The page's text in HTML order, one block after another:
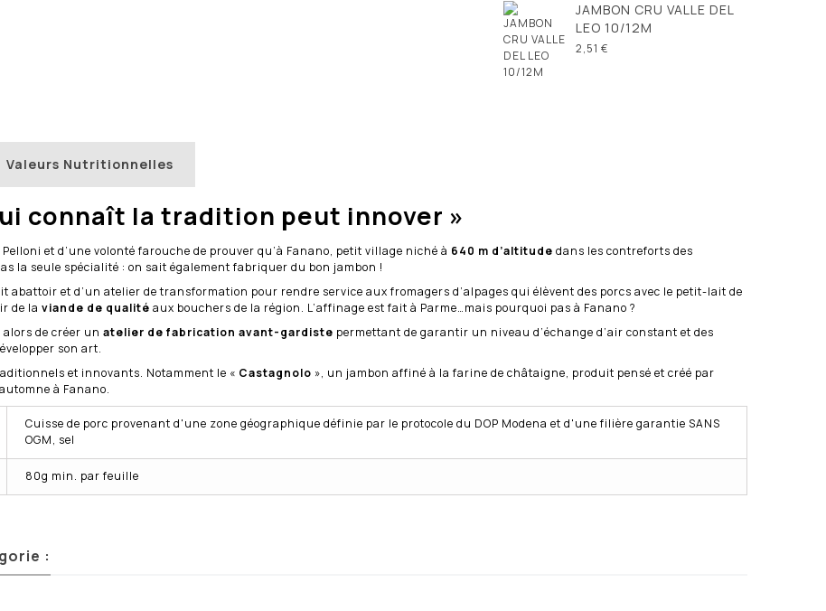
JAMBON CRU VALLE DEL
LEO 10/12M
2,51 €
Valeurs Nutritionnelles
connaît la tradition peut innover »
et d’une volonté farouche de prouver qu’à Fanano, petit village niché à 640 m d’altitude dans les contreforts des
la seule spécialité : on sait également fabriquer du bon jambon !
abattoir et d’un atelier de transformation pour rendre service aux fromagers d’alpages qui élèvent des porcs avec le petit-lait de
de la viande de qualité aux bouchers de la région. L’affinage est fait à Parme…mais pourquoi pas à Fanano ?
de créer un atelier de fabrication avant-gardiste permettant de garantir un niveau d’échange d’air constant et des
son art.
et innovants. Notamment le « Castagnolo », un jambon affiné à la farine de châtaigne, produit pensé et créé par
à Fanano.
Cuisse de porc provenant d'une zone géographique définie par le protocole du DOP Modena et d'une filière garantie SANS
OGM, sel
80g min. par feuille
: